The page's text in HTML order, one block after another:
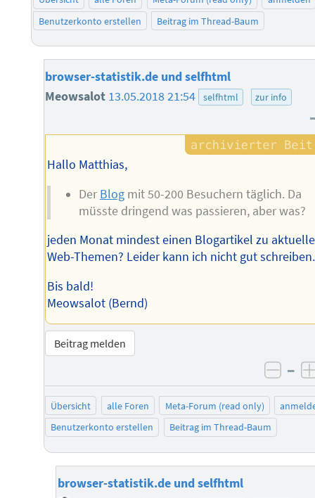
Benutzerkonto erstellen
Beitrag im Thread-Baum
browser-statistik.de und selfhtml
Meowsalot 13.05.2018 21:54 selfhtml zur info
Hallo Matthias,
Der Blogmit 50-200 Besuchern täglich. Da
müsste dringend was passieren, aber was?
jeden Monat mindest einen Blogartikel zu
Web-Themen? Leider kann ich nicht gut schreiben.
Bis bald!
Meowsalot (Bernd)
Beitrag melden
–
Übersicht alle Foren Meta-Forum (read only)
Benutzerkonto erstellen
Beitrag im Thread-Baum
browser-statistik.de und selfhtml